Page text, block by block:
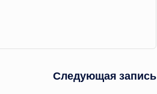
Следующая запись